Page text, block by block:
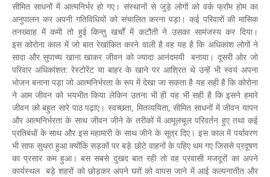
सीमित साधनों में आत्मनिर्भर हो गए। संस्थानों से जुड़े लोगों को वर्क फ्रॉम होम का
अनुपालन कर अपनी गतिविधियों को संचालित करना पड़ा। कई परिवारों की मासिक
तनख्वाह में कमी तो हुई किन्तु खर्चों में कटौती ने उसका सामंजस्य कर दिया।
इस कोरोना काल में जो बात रेखांकित करने वाली है वह यह है कि अधिकांश लोगों ने
सादा और सुपाच्य खाना खाकर जीवन को ज्यादा आनंदमयी बनाया। दूसरी ओर जो
परिवार अधिकांशत: रेस्टोरेंट या बाहर के खाने पर आश्रित थे उन्हें भी स्वयं अपना
भोजन बनाना पड़ा जो आत्मनिर्भरता के रूप में देखा जा सकता है यह सही है कि कोरोना
ने आम जीवन को भयभीत किया लेकिन उतना भी ही यह भी सही है कि इसने हमारे
जीवन को बहुत सारे पाठ पढ़ाए। स्वच्छता, मितव्ययिता, सीमित साधनों में जीवन यापन
और आत्मनिर्भरता के साथ जीवन जीने के तरीकों में आमूलचूल परिवर्तन हुए तथा कई
प्रतिबंधों के साथ और इस महामारी के साथ जीने के सूत्र दिए। इस काल में पर्यावरण
भी साफ सुथरा हुआ क्योंकि सड़कों पर बड़े छोटे वाहनों के पहिए थम गए जिससे प्रदूषण
का प्रसार कम हुआ। बस सबसे दुखद बात रही तो वह प्रवासी मजदूरों का अपने
कार्यस्थल बड़े शहरों को छोड़कर अपने घरों को वापस जाने में आई कल्पनातीत और